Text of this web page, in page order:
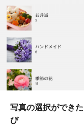
写真の選択ができ
び